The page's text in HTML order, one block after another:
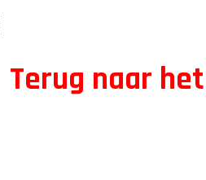
Terug naar